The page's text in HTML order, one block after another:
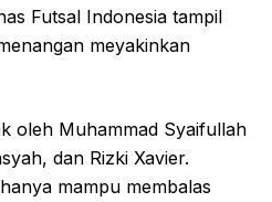
Futsal Indonesia tampil
meyakinkan
oleh Muhammad Syaifullah
dan Rizki Xavier.
mampu membalas